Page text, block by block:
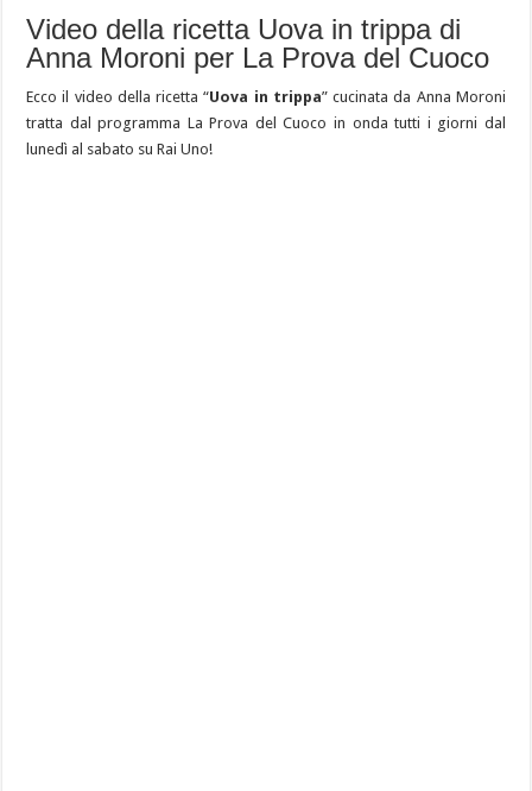
Video della ricetta Uova in trippa di
Anna Moroni per La Prova del Cuoco
Ecco il video della ricetta “Uova in trippa” cucinata da Anna Moroni
tratta dal programma La Prova del Cuoco in onda tutti i giorni dal
lunedì al sabato su Rai Uno!